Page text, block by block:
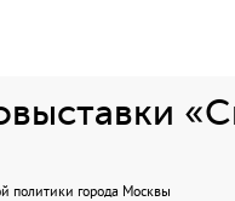
политики города Москвы